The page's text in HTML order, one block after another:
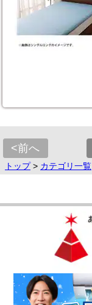
<前へ
トップ> カテゴリ一覧